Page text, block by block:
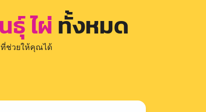
ไผ่ ทั้งหมด
ช่วยให้คุณได้